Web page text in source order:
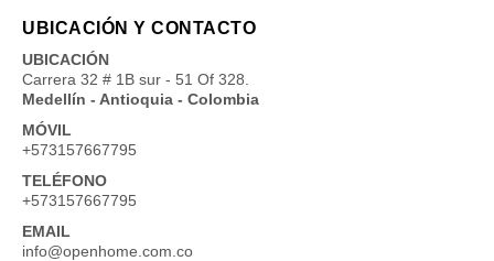
UBICACIÓN Y CONTACTO
UBICACIÓN
Carrera 32 # 1B sur - 51 Of 328.
Medellín - Antioquia - Colombia
MÓVIL
+573157667795
TELÉFONO
+573157667795
EMAIL
info@openhome.com.co